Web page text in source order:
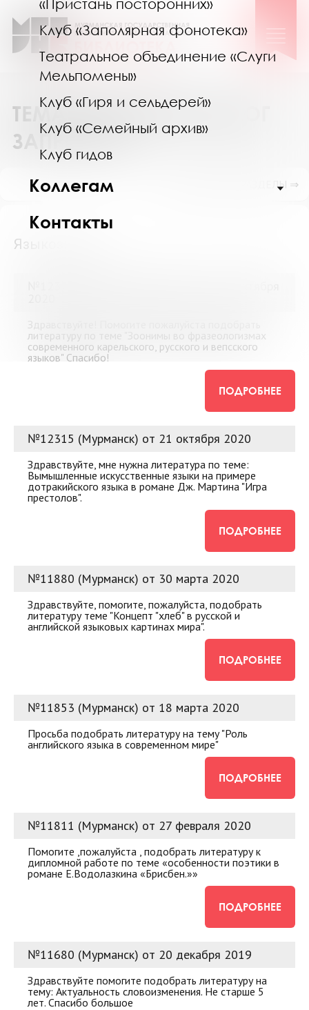
«Пристань посторонних»
Клуб «Заполярная фонотека»
Театральное объединение «Слуги
Мельпомены»
Клуб «Гиря и сельдерей»
Клуб «Семейный архив»
Клуб гидов
Коллегам
Контакты
ТЕМАТИЧЕСКИЙ КАТАЛОГ
ЗАПРОСОВ
Языкознание
Здравствуйте! Помогите пожалуйста подобрать
литературу по теме "Зоонимы во фразеологизмах
современного карельского, русского и вепсского
языков" Спасибо!
ПОДРОБНЕЕ
№12315 (Мурманск) от 21 октября 2020
Здравствуйте, мне нужна литература по теме:
Вымышленные искусственные языки на примере
дотракийского языка в романе Дж. Мартина "Игра
престолов".
ПОДРОБНЕЕ
№11880 (Мурманск) от 30 марта 2020
Здравствуйте, помогите, пожалуйста, подобрать
литературу теме "Концепт "хлеб" в русской и
английской языковых картинах мира".
ПОДРОБНЕЕ
№11853 (Мурманск) от 18 марта 2020
Просьба подобрать литературу на тему "Роль
английского языка в современном мире"
ПОДРОБНЕЕ
№11811 (Мурманск) от 27 февраля 2020
Помогите ,пожалуйста , подобрать литературу к
дипломной работе по теме «особенности поэтики в
романе Е.Водолазкина «Брисбен.»»
ПОДРОБНЕЕ
№11680 (Мурманск) от 20 декабря 2019
Здравствуйте помогите подобрать литературу на
тему: Актуальность словоизменения. Не старше 5
лет. Спасибо большое
ПОКАЗАТЬ ПОДРАЗДЕЛЫ ⇒